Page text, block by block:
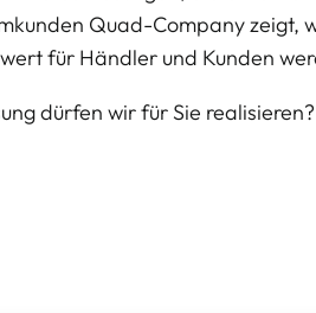
Quad-Company zeigt,
für Händler und Kunden
dürfen wir für Sie realisieren?